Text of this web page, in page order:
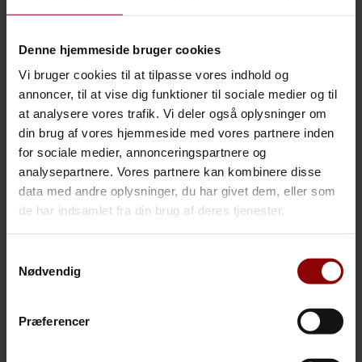
Denne hjemmeside bruger cookies
Vi bruger cookies til at tilpasse vores indhold og
annoncer, til at vise dig funktioner til sociale medier og til
at analysere vores trafik. Vi deler også oplysninger om
din brug af vores hjemmeside med vores partnere inden
for sociale medier, annonceringspartnere og
analysepartnere. Vores partnere kan kombinere disse
data med andre oplysninger, du har givet dem, eller som
de har indsamlet fra din brug af deres tjenester.
Nødvendig
Præferencer
Det betyder, at ledige stillinger vil blive annonceret på
denne side.
Derudover er uopfordrede ansøgninger også
velkomne. Send din ansøgning til personaleafdelingen
hr@rtm.dk– skriv “Ansøgning” i emnefeltet.